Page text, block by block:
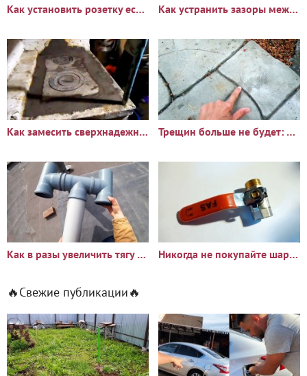
Как установить розетку если остались короткие провода Как устранить зазоры между печной трубой и шифером
Как замесить сверхнадежный раствор для печи который не дает Трещин больше не будет: Что добавить в бетон чтобы он стал
Как в разы увеличить тягу вентиляции в гараже или погребе Никогда не покупайте шаровые краны не проверив по моей
🔥Свежие публикации🔥